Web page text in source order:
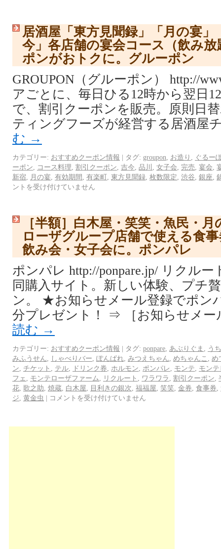
居酒屋「東方見聞録」「月の宴」
今」各店舗の宴会コース（飲み
ポンがおトクに。グルーポン
GROUPON（グルーポン） http://
アごとに、毎日ひる12時から翌日
で、割引クーポンを販売。原則日
ティングフーズが経営する居酒屋
む →
カテゴリー: おすすめクーポン情報 | タグ: groupon お造り
ぐるー
ーポン
コース料理 割引クーポン 吉今 品川 女子会 完売 宴会
新宿
月の宴 有効期間 有楽町 東方見聞録 枚数限定 渋谷 銀座
ントを受け付けていません
［半額］白木屋・笑笑・魚民・
ローザグループ店舗で使える食
飲み会・女子会に。ポンパレ
ポンパレ http://ponpare.jp/ リクル
同購入サイト。新しい体験、プチ
ン。 ★お知らせメール登録でポン
分プレゼント！ ⇒ ［お知らせメ
読む →
カテゴリー: おすすめクーポン情報 | タグ: ponpare あぶりぐま
う
みふうせん
しゃべりバー ぽんぱれ みつえちゃん めちゃんこ
め
ン
チケット テル ドリンク券 ホルモン ポンパレ モンテ
モン
フェ
モンテローザファーム リクルート ワラワラ 割引クーポン
花 歌之助 焼蔵 白木屋 目利きの銀次 福福屋 笑笑 金券 食事券
ジ 黄金虫 | コメントを受け付けていません